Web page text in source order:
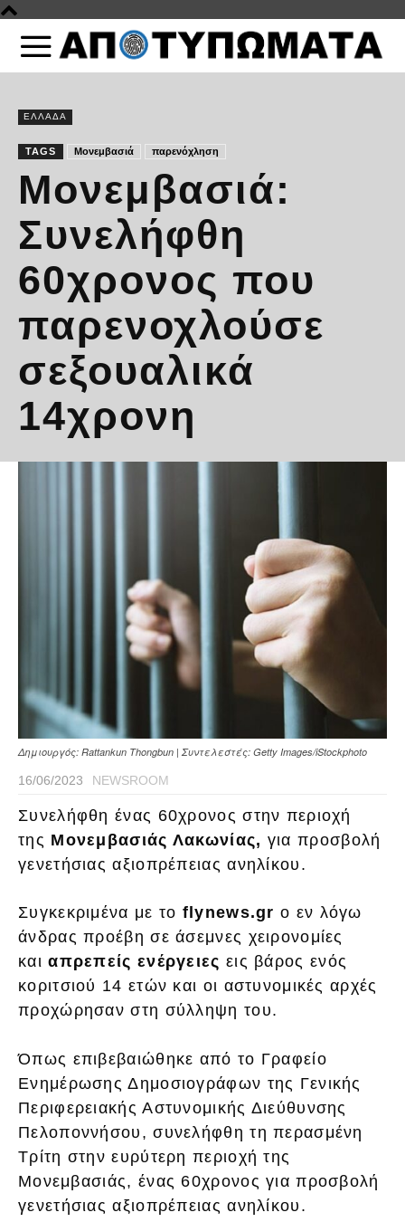
ΕΛΛΑΔΑ
TAGS Μονεμβασιά παρενόχληση
Μονεμβασιά:
Συνελήφθη
60χρονος που
παρενοχλούσε
σεξουαλικά
14χρονη
Δημιουργός: Rattankun Thongbun | Συντελεστές: Getty Images/iStockphoto
16/06/2023 NEWSROOM
Συνελήφθη ένας 60χρονος στην περιοχή
της Μονεμβασιάς Λακωνίας, για προσβολή
γενετήσιας αξιοπρέπειας ανηλίκου.
Συγκεκριμένα με το flynews.gr o εν λόγω
άνδρας προέβη σε άσεμνες χειρονομίες
καιαπρεπείς ενέργειες εις βάρος ενός
κοριτσιού 14 ετών και οι αστυνομικές αρχές
προχώρησαν στη σύλληψη του.
Όπως επιβεβαιώθηκε από το Γραφείο
Ενημέρωσης Δημοσιογράφων της Γενικής
Περιφερειακής Αστυνομικής Διεύθυνσης
Πελοποννήσου, συνελήφθη τη περασμένη
Τρίτη στην ευρύτερη περιοχή της
Μονεμβασιάς, ένας 60χρονος για προσβολή
γενετήσιας αξιοπρέπειας ανηλίκου.